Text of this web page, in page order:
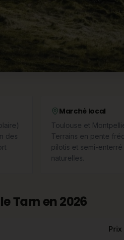
des
Marché local
Toulouse et
Terrains en pente
pilotis et semi-
naturelles.
Tarn en 2026
Prix